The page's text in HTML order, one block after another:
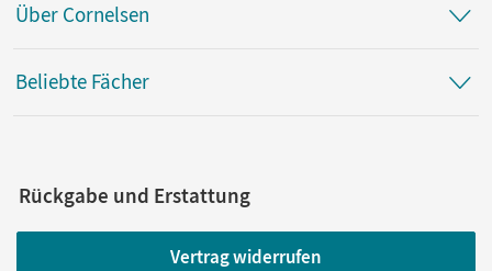
Über Cornelsen
Beliebte Fächer
Rückgabe und Erstattung
Vertrag widerrufen